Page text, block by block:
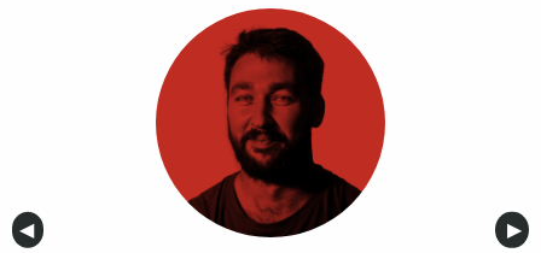
Anterior
◀︎ ▶︎